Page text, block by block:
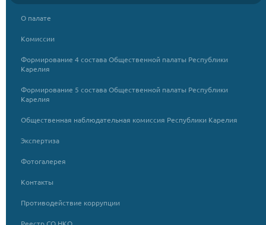
О палате
Комиссии
Формирование 4 состава Общественной палаты Республики
Карелия
Формирование 5 состава Общественной палаты Республики
Карелия
Общественная наблюдательная комиссия Республики Карелия
Экспертиза
Фотогалерея
Контакты
Противодействие коррупции